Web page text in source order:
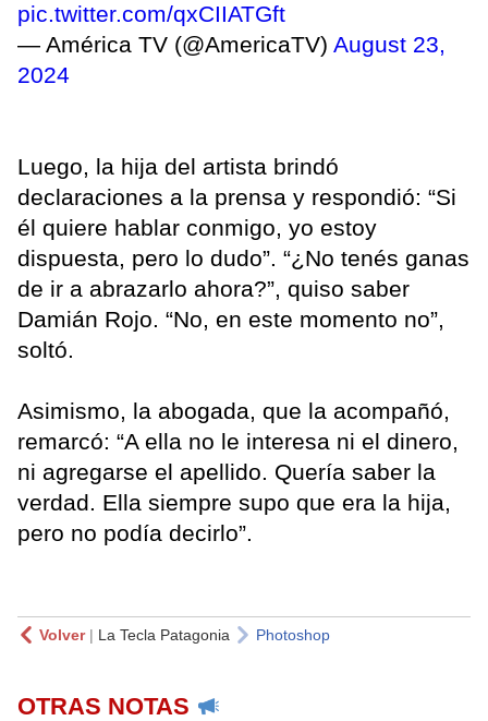
pic.twitter.com/qxCIIATGft
— América TV (@AmericaTV) August 23,
2024
Luego, la hija del artista brindó
declaraciones a la prensa y respondió: “Si
él quiere hablar conmigo, yo estoy
dispuesta, pero lo dudo”. “¿No tenés ganas
de ir a abrazarlo ahora?”, quiso saber
Damián Rojo. “No, en este momento no”,
soltó.
Asimismo, la abogada, que la acompañó,
remarcó: “A ella no le interesa ni el dinero,
ni agregarse el apellido. Quería saber la
verdad. Ella siempre supo que era la hija,
pero no podía decirlo”.
Volver| La Tecla Patagonia Photoshop
OTRAS NOTAS